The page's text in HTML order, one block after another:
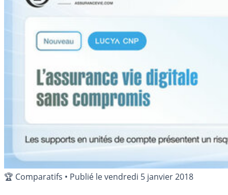
🏆 Comparatifs • Publié levendredi 5 janvier 2018